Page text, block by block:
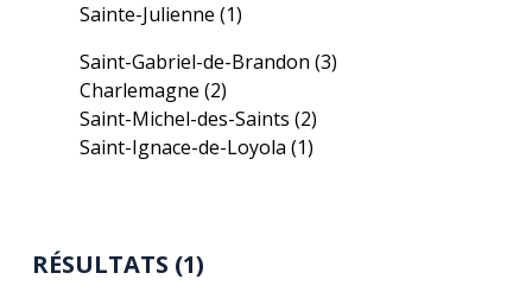
Sainte-Julienne(1)
Saint-Gabriel-de-Brandon(3)
Charlemagne(2)
Saint-Michel-des-Saints(2)
Saint-Ignace-de-Loyola(1)
RÉSULTATS (1)